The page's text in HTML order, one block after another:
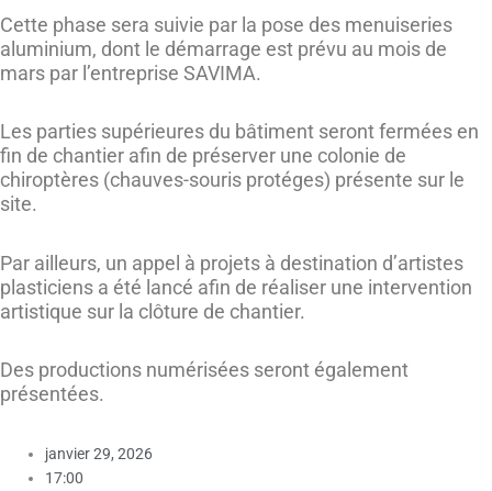
Cette phase sera suivie par la pose des menuiseries
aluminium, dont le démarrage est prévu au mois de
mars par l’entreprise SAVIMA.
Les parties supérieures du bâtiment seront fermées en
fin de chantier afin de préserver une colonie de
chiroptères (chauves-souris protéges) présente sur le
site.
Par ailleurs, un appel à projets à destination d’artistes
plasticiens a été lancé afin de réaliser une intervention
artistique sur la clôture de chantier.
Des productions numérisées seront également
présentées.
janvier 29, 2026
17:00